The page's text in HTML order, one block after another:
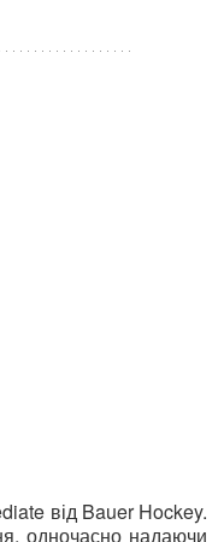
від Bauer Hockey.
одночасно надаючи